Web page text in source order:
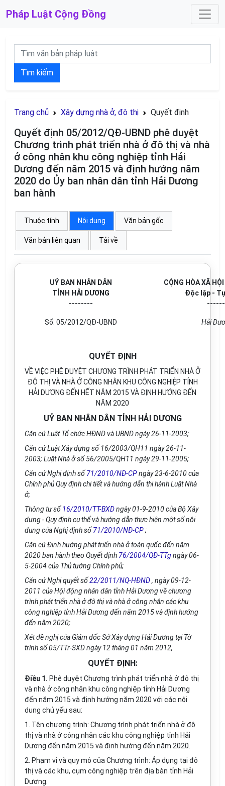
Pháp Luật Cộng Đồng
Tìm kiếm
Trang chủ Xây dựng nhà ở, đô thị Quyết định
Quyết định 05/2012/QĐ-UBND phê duyệt
Chương trình phát triển nhà ở đô thị và nhà
ở công nhân khu công nghiệp tỉnh Hải
Dương đến năm 2015 và định hướng năm
2020 do Ủy ban nhân dân tỉnh Hải Dương
ban hành
Thuộc tính Nội dung Văn bản gốc
Văn bản liên quan Tải về
UỶ BAN NHÂN DÂN
TỈNH HẢI DƯƠNG
--------
CỘNG HÒA XÃ
Độc lập -
Số: 05/2012/QĐ-UBND Hải
QUYẾT ĐỊNH
VỀ VIỆC PHÊ DUYỆT CHƯƠNG TRÌNH PHÁT TRIỂN NHÀ Ở
ĐÔ THỊ VÀ NHÀ Ở CÔNG NHÂN KHU CÔNG NGHIỆP TỈNH
HẢI DƯƠNG ĐẾN HẾT NĂM 2015 VÀ ĐỊNH HƯỚNG ĐẾN
NĂM 2020
UỶ BAN NHÂN DÂN TỈNH HẢI DƯƠNG
Căn cứ Luật Tổ chức HĐND và UBND ngày 26-11-2003;
Căn cứ Luật Xây dựng số 16/2003/QH11 ngày 26-11-
2003; Luật Nhà ở số 56/2005/QH11 ngày 29-11-2005;
Căn cứ Nghị định số 71/2010/NĐ-CPngày 23-6-2010 của
Chính phủ Quy định chi tiết và hướng dẫn thi hành Luật Nhà
ở;
Thông tư số 16/2010/TT-BXDngày 01-9-2010 của Bộ Xây
dựng - Quy định cụ thể và hướng dẫn thực hiện một số nội
dung của Nghị định số 71/2010/NĐ-CP;
Căn cứ Định hướng phát triển nhà ở toàn quốc đến năm
2020 ban hành theo Quyết định 76/2004/QĐ-TTgngày 06-
5-2004 của Thủ tướng Chính phủ;
Căn cứ Nghị quyết số22/2011/NQ-HĐND, ngày 09-12-
2011 của Hội động nhân dân tỉnh Hải Dương về chương
trình phát triển nhà ở đô thị và nhà ở công nhân các khu
công nghiệp tỉnh Hải Dương đến năm 2015 và định hướng
đến năm 2020;
Xét đề nghị của Giám đốc Sở Xây dựng Hải Dương tại Tờ
trình số 05/TTr-SXD ngày 12 tháng 01 năm 2012,
QUYẾT ĐỊNH:
Điều 1. Phê duyệt Chương trình phát triển nhà ở đô thị
và nhà ở công nhân khu công nghiệp tỉnh Hải Dương
đến năm 2015 và định hướng năm 2020 với các nội
dung chủ yếu sau:
1. Tên chương trình: Chương trình phát triển nhà ở đô
thị và nhà ở công nhân các khu công nghiệp tỉnh Hải
Dương đến năm 2015 và định hướng đến năm 2020.
2. Phạm vi và quy mô của Chương trình: Áp dụng tại đô
thị và các khu, cụm công nghiệp trên địa bàn tỉnh Hải
Dương.